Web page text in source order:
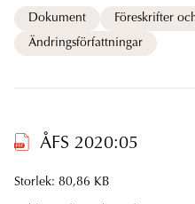
Dokument
Föreskrifter
Ändringsförfattningar
ÅFS 2020:05
Storlek: 80,86 KB